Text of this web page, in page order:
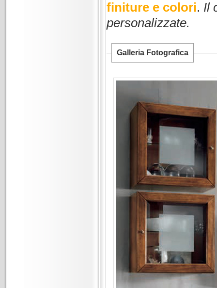
finiture e colori. Il
personalizzate.
Galleria Fotografica